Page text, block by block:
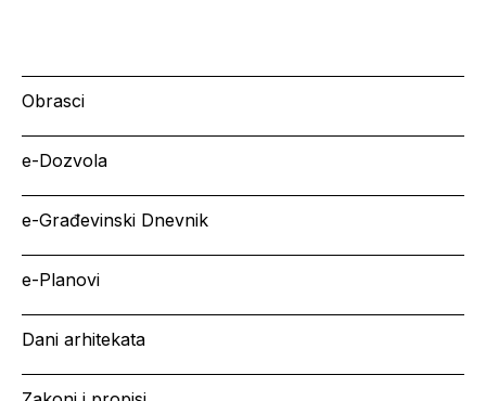
Obrasci
e-Dozvola
e-Građevinski Dnevnik
e-Planovi
Dani arhitekata